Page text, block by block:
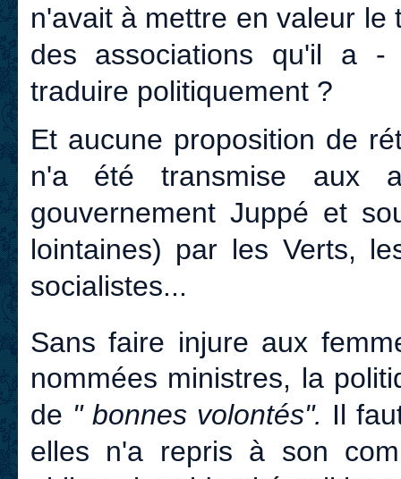
n'avait à mettre en valeur
des associations qu'il a -
traduire politiquement ?
Et aucune proposition de
n'a été transmise aux
gouvernement Juppé et
lointaines) par les Verts,
socialistes...
Sans faire injure aux
nommées ministres, la
de " bonnes volontés". Il
elles n'a repris à son